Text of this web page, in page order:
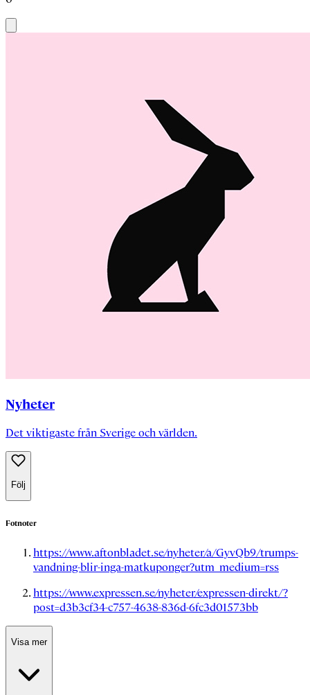
Nyheter
Det viktigaste från Sverige och världen.
Följ
Fotnoter
https://www.aftonbladet.se/nyheter/a/GyvQb9/trumps-
vandning-blir-inga-matkuponger?utm_medium=rss
https://www.expressen.se/nyheter/expressen-direkt/?
post=d3b3cf34-c757-4638-836d-6fc3d01573bb
Visa mer